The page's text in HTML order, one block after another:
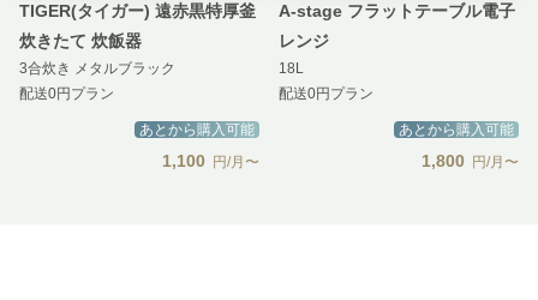
TIGER(タイガー) 遠赤黒特厚釜
炊きたて 炊飯器
3合炊き メタルブラック
配送0円プラン
あとから購入可能
1,100 円/月〜
A-stage フラットテーブル電子
レンジ
18L
配送0円プラン
あとから購入可能
1,800 円/月〜